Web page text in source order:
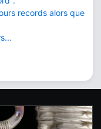
records alors que